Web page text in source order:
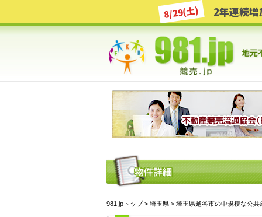
8/29(土)
981.jpトップ> 埼玉県 > 埼玉県越谷市の中規模な公